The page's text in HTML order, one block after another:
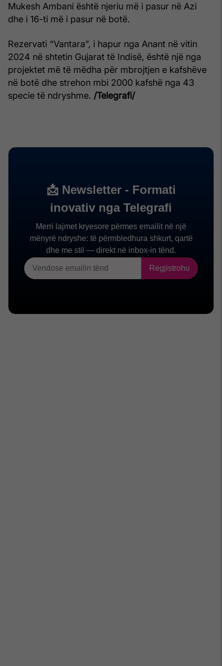
Mukesh Ambani është njeriu më i pasur në Azi
dhe i 16-ti më i pasur në botë.
Rezervati “Vantara”, i hapur nga Anant në vitin
2024 në shtetin Gujarat të Indisë, është një nga
projektet më të mëdha për mbrojtjen e kafshëve
në botë dhe strehon mbi 2000 kafshë nga 43
specie të ndryshme. /Telegrafi/